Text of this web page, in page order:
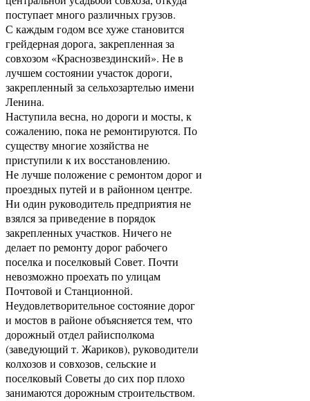
поступает много различных грузов.
С каждым годом все хуже становится
грейдерная дорога, закрепленная за
совхозом «Краснозвездинский». Не в
лучшем состоянии участок дороги,
закрепленный за сельхозартелью имени
Ленина.
Наступила весна, но дороги и мосты, к
сожалению, пока не ремонтируются. По
существу многие хозяйства не
приступили к их восстановлению.
Не лучше положение с ремонтом дорог и
проездных путей и в районном центре.
Ни один руководитель предприятия не
взялся за приведение в порядок
закрепленных участков. Ничего не
делает по ремонту дорог рабочего
поселка и поселковый Совет. Почти
невозможно проехать по улицам
Почтовой и Станционной.
Неудовлетворительное состояние дорог
и мостов в районе объясняется тем, что
дорожный отдел райисполкома
(заведующий т. Жариков), руководители
колхозов и совхозов, сельские и
поселковый Советы до сих пор плохо
занимаются дорожным строительством.